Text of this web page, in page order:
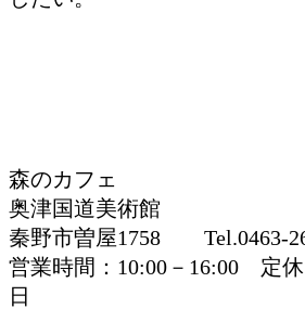
森のカフェ
奥津国道美術館
秦野市曽屋1758 Tel.0463-
営業時間：10:00－16:00 定
日